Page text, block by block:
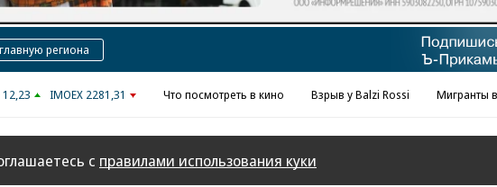
региона
12,23 IMOEX 2281,31 Что посмотреть в кино Взрыв у Balzi Rossi Мигранты
с правилами использования куки